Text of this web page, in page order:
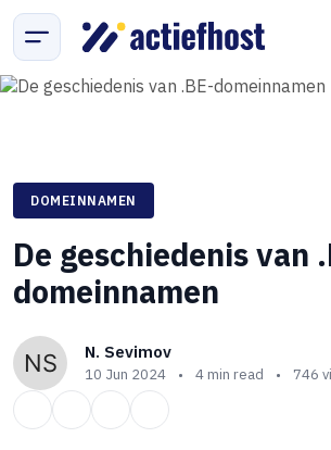
DOMEINNAMEN
De geschiedenis van
domeinnamen
N. Sevimov
10 Jun 2024 • 4 min read • 746